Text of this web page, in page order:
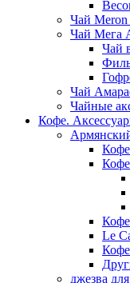
Чай Meron
Чай Мега
Чай
Чай
Чайные
Кофе.
Кофе
Le
джезва